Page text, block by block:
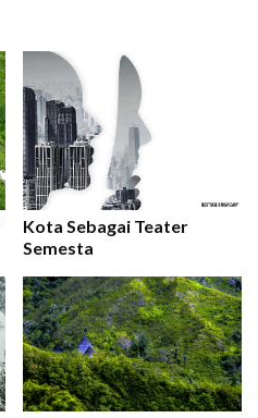
Kota Sebagai Teater
Semesta